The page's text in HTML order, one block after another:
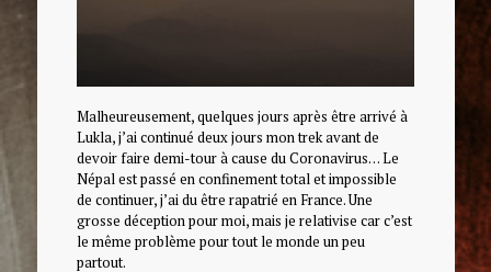
Malheureusement, quelques jours après être arrivé à
Lukla, j’ai continué deux jours mon trek avant de
devoir faire demi-tour à cause du Coronavirus… Le
Népal est passé en confinement total et impossible
de continuer, j’ai du être rapatrié en France. Une
grosse déception pour moi, mais je relativise car c’est
le même problème pour tout le monde un peu
partout.